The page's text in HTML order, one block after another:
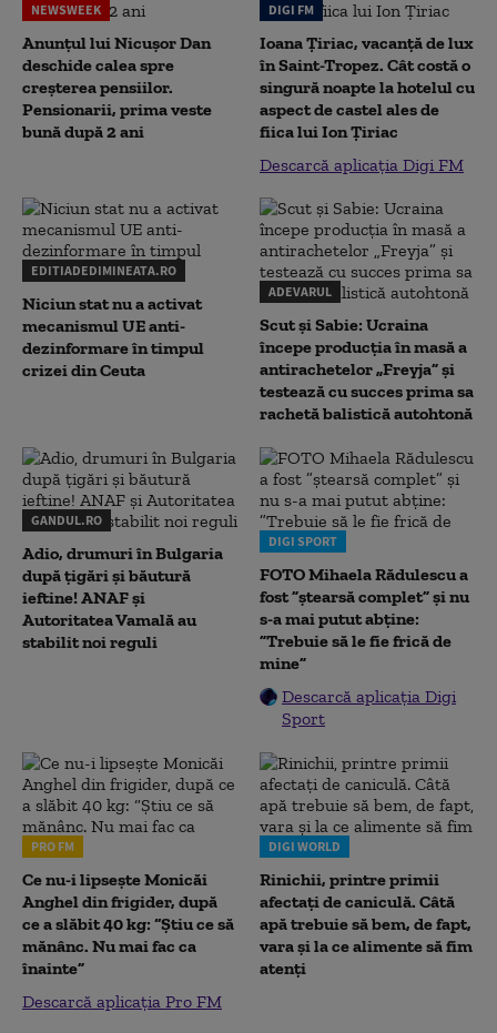
NEWSWEEK
Anunțul lui Nicușor Dan
deschide calea spre
creșterea pensiilor.
Pensionarii, prima veste
bună după 2 ani
DIGI FM
Ioana Țiriac, vacanță de lux
în Saint-Tropez. Cât costă o
singură noapte la hotelul cu
aspect de castel ales de
fiica lui Ion Țiriac
Descarcă aplicația Digi FM
EDITIADEDIMINEATA.RO
Niciun stat nu a activat
mecanismul UE anti-
dezinformare în timpul
crizei din Ceuta
ADEVARUL
Scut și Sabie: Ucraina
începe producția în masă a
antirachetelor „Freyja” și
testează cu succes prima sa
rachetă balistică autohtonă
GANDUL.RO
Adio, drumuri în Bulgaria
după țigări și băutură
ieftine! ANAF și
Autoritatea Vamală au
stabilit noi reguli
DIGI SPORT
FOTO Mihaela Rădulescu a
fost ”ștearsă complet” și nu
s-a mai putut abține:
”Trebuie să le fie frică de
mine”
Descarcă aplicația Digi
Sport
PRO FM
Ce nu-i lipsește Monicăi
Anghel din frigider, după
ce a slăbit 40 kg: “Știu ce să
mănânc. Nu mai fac ca
înainte”
Descarcă aplicația Pro FM
DIGI WORLD
Rinichii, printre primii
afectați de caniculă. Câtă
apă trebuie să bem, de fapt,
vara și la ce alimente să fim
atenți